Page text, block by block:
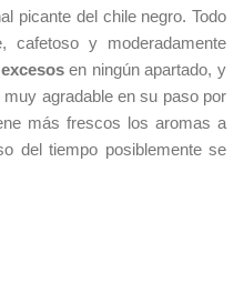
picante del chile negro. Todo
cafetoso y moderadamente
en ningún apartado, y
agradable en su paso por
más frescos los aromas a
del tiempo posiblemente se